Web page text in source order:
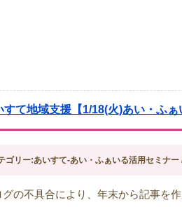
すて地域支援【1/18(火)あい・ふぁ
ゴリー:あいすて-あい・ふぁいる活用セミナ
グの不具合により、年末から記事を